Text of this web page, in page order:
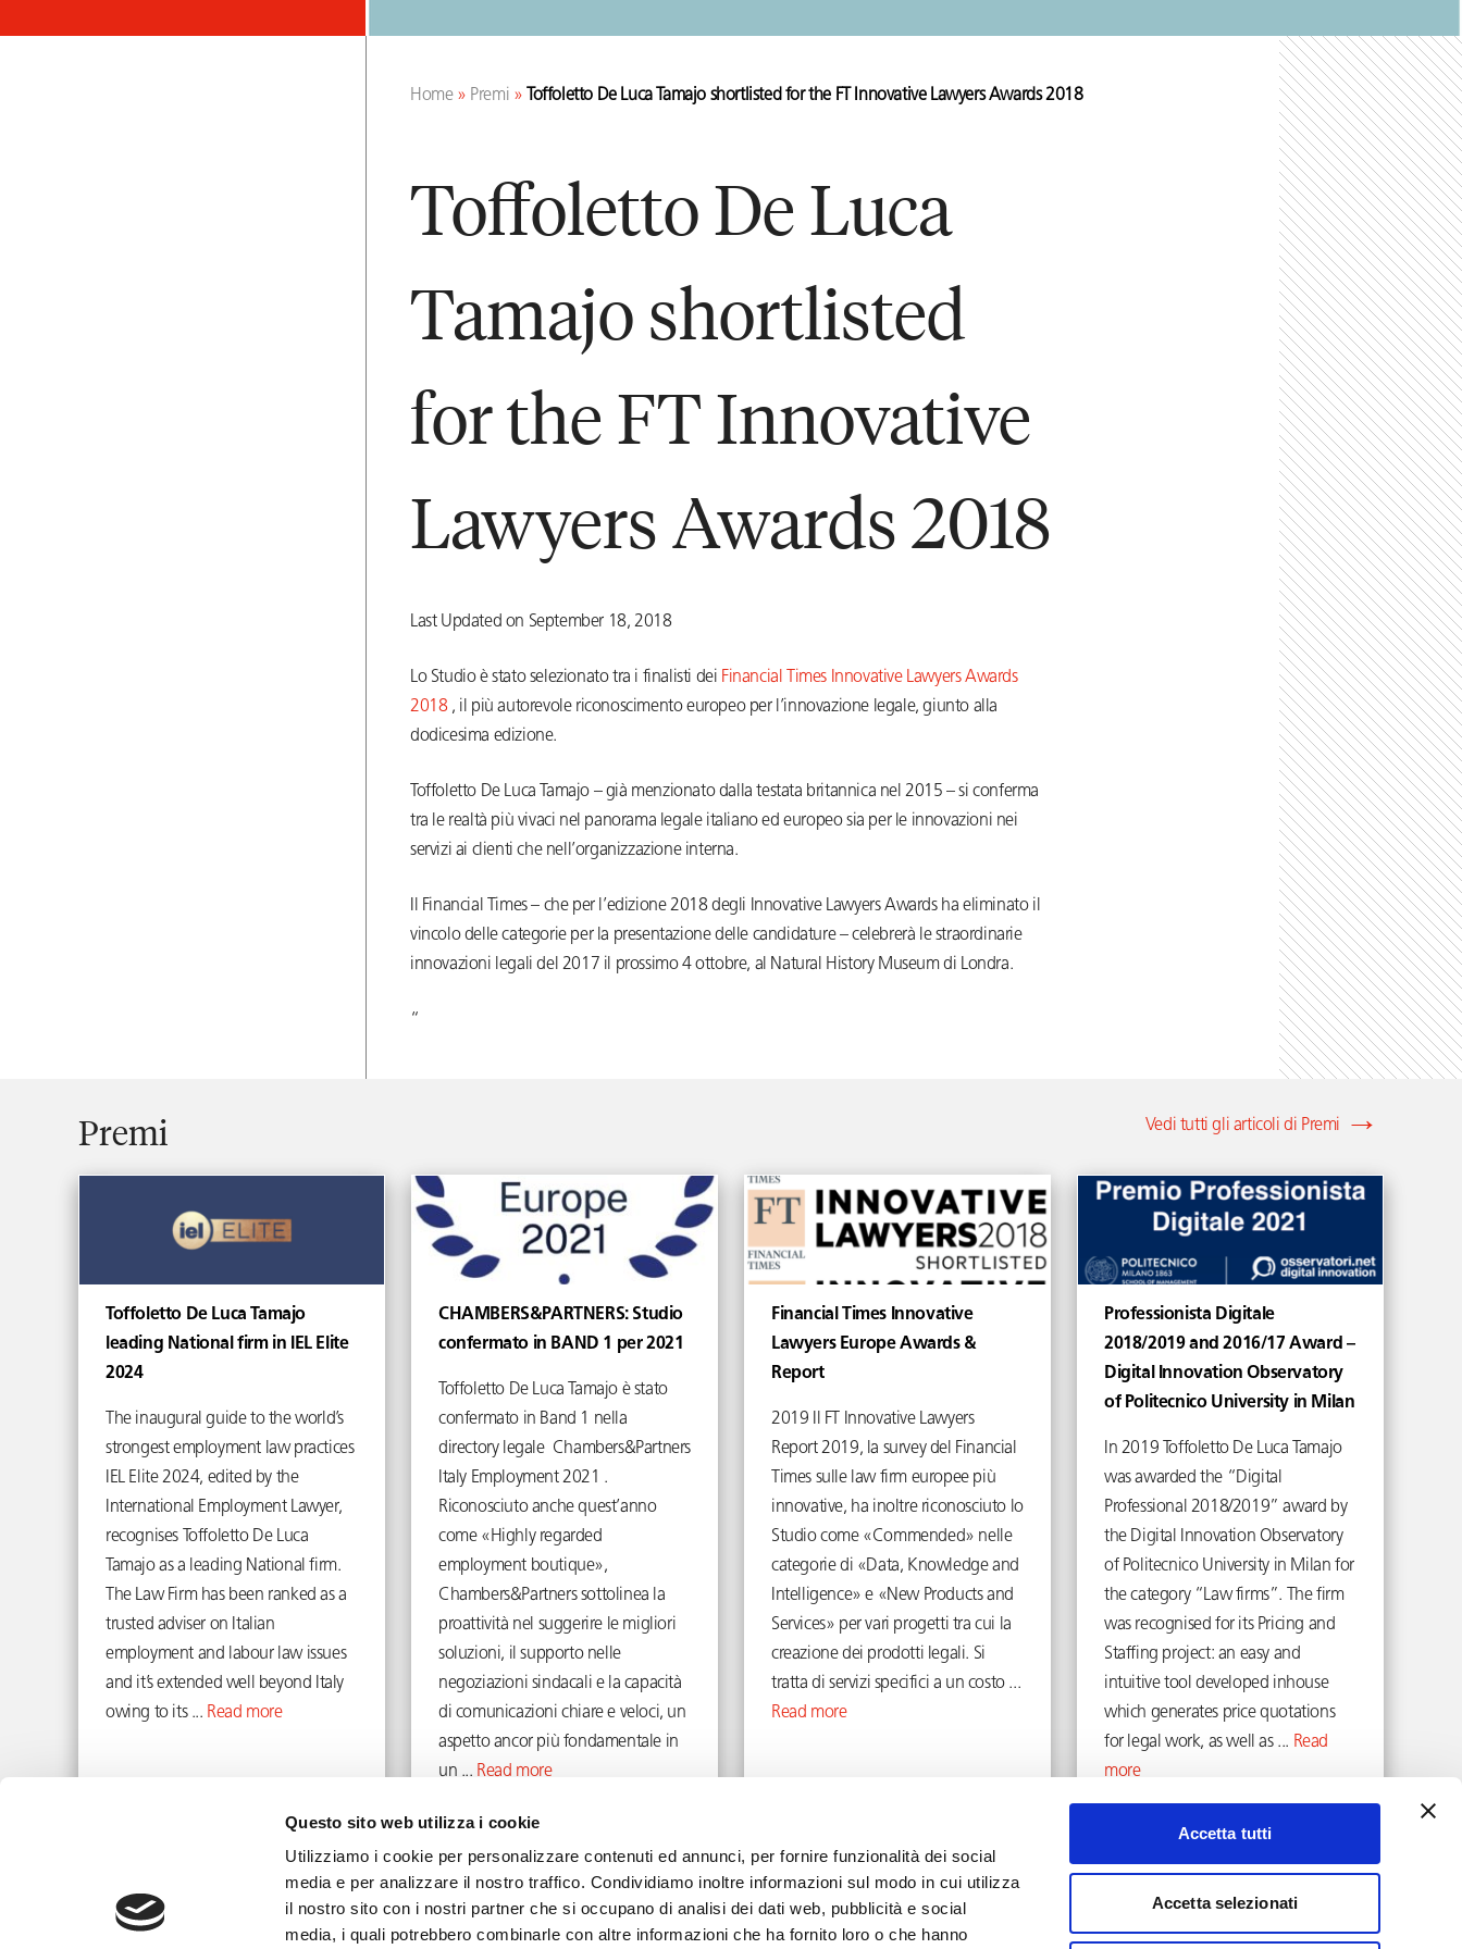
Questo sito web utilizza i cookie
Utilizziamo i cookie per personalizzare contenuti ed annunci, per fornire funzionalità dei social
media e per analizzare il nostro traffico. Condividiamo inoltre informazioni sul modo in cui utilizza
il nostro sito con i nostri partner che si occupano di analisi dei dati web, pubblicità e social
media, i quali potrebbero combinarle con altre informazioni che ha fornito loro o che hanno
Accetta tutti
Accetta selezionati
Home» Premi » Toffoletto De Luca Tamajo shortlisted for the FT Innovative Lawyers Awards 2018
Toffoletto De Luca
Tamajo shortlisted
for the FT Innovative
Lawyers Awards 2018
Last Updated on September 18, 2018
Lo Studio è stato selezionato tra i finalisti dei Financial Times Innovative Lawyers Awards
2018, il più autorevole riconoscimento europeo per l’innovazione legale, giunto alla
dodicesima edizione.
Toffoletto De Luca Tamajo – già menzionato dalla testata britannica nel 2015 – si conferma
tra le realtà più vivaci nel panorama legale italiano ed europeo sia per le innovazioni nei
servizi ai clienti che nell’organizzazione interna.
Il Financial Times – che per l’edizione 2018 degli Innovative Lawyers Awards ha eliminato il
vincolo delle categorie per la presentazione delle candidature – celebrerà le straordinarie
innovazioni legali del 2017 il prossimo 4 ottobre, al Natural History Museum di Londra.
“
Premi Vedi tutti gli articoli di Premi
Toffoletto De Luca Tamajo
leading National firm in IEL Elite
2024
December 27, 2023
The inaugural guide to the world’s
strongest employment law practices
IEL Elite 2024, edited by the
International Employment Lawyer,
recognises Toffoletto De Luca
Tamajo as a leading National firm.
The Law Firm has been ranked as a
trusted adviser on Italian
employment and labour law issues
and it’s extended well beyond Italy
owing to its ... Read more
CHAMBERS&PARTNERS: Studio
confermato in BAND 1 per 2021
November 16, 2021
Toffoletto De Luca Tamajo è stato
confermato in Band 1 nella
directory legale Chambers&Partners
Italy Employment 2021 .
Riconosciuto anche quest’anno
come «Highly regarded
employment boutique»,
Chambers&Partners sottolinea la
proattività nel suggerire le migliori
soluzioni, il supporto nelle
negoziazioni sindacali e la capacità
di comunicazioni chiare e veloci, un
aspetto ancor più fondamentale in
un ... Read more
Financial Times Innovative
Lawyers Europe Awards &
Report
2019 Il FT Innovative Lawyers
Report 2019, la survey del Financial
Times sulle law firm europee più
innovative, ha inoltre riconosciuto lo
Studio come «Commended» nelle
categorie di «Data, Knowledge and
Intelligence» e «New Products and
Services» per vari progetti tra cui la
creazione dei prodotti legali. Si
tratta di servizi specifici a un costo ...
Read more
Professionista Digitale
2018/2019 and 2016/17 Award –
Digital Innovation Observatory
of Politecnico University in Milan
In 2019 Toffoletto De Luca Tamajo
was awarded the “Digital
Professional 2018/2019” award by
the Digital Innovation Observatory
of Politecnico University in Milan for
the category “Law firms”. The firm
was recognised for its Pricing and
Staffing project: an easy and
intuitive tool developed inhouse
which generates price quotations
for legal work, as well as ... Read
more
info@toffolettodeluca.it Privacy Cookie Legal Notes YouTube
LinkedIn